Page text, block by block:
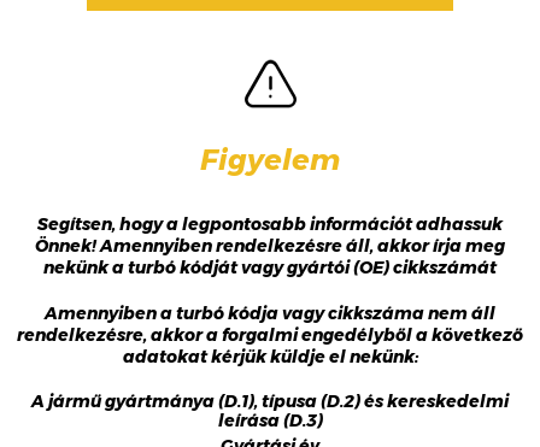
Figyelem
Segítsen, hogy a legpontosabb információt adhassuk
Önnek! Amennyiben rendelkezésre áll, akkor írja meg
nekünk a turbó kódját vagy gyártói (OE) cikkszámát
Amennyiben a turbó kódja vagy cikkszáma nem áll
rendelkezésre, akkor a forgalmi engedélyből a következő
adatokat kérjük küldje el nekünk:
A jármű gyártmánya (D.1), típusa (D.2) és kereskedelmi
leírása (D.3)